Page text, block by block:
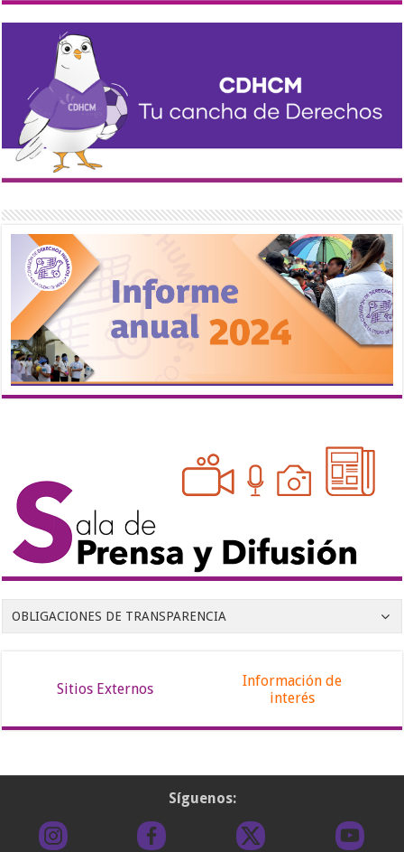
OBLIGACIONES DE TRANSPARENCIA
Sitios Externos
Información de
interés
Síguenos: